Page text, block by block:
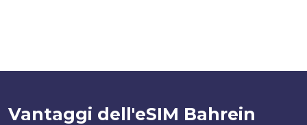
Vantaggi dell'eSIM Bahrein